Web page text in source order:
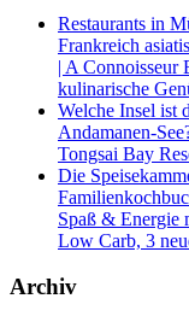
Restaurants in
Frankreich
| A Connoisseur
kulinarische
Welche Insel ist
Andamanen-
Tongsai Bay
Die
Spaß & Energie
Low Carb, 3
Archiv